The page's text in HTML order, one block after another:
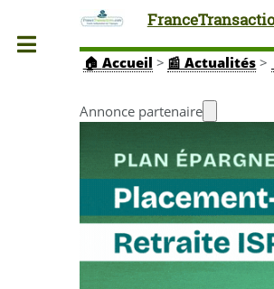
🏠 Accueil > 📰 Actualités >
Annonce partenaire
Toggle